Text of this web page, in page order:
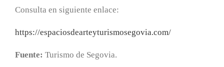
Consulta en siguiente enlace:
https://espaciosdearteyturismosegovia.com/
Fuente: Turismo de Segovia.